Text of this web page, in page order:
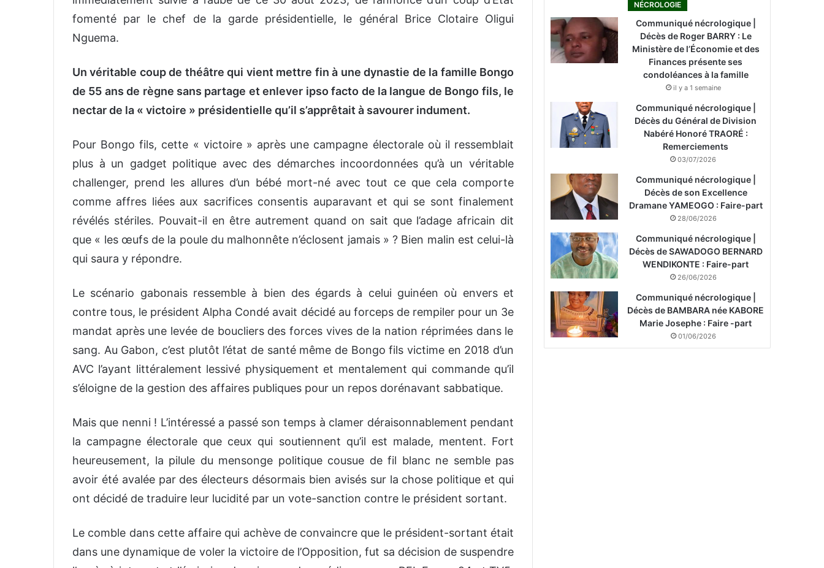
fomenté par le chef de la garde présidentielle, le général BriceClotaire Oligui
Nguema.
Un véritable coup de théâtre qui vient mettre fin à une dynastie de la famille Bongo
de 55 ansde règne sans partage et enlever ipso facto de la langue de Bongo fils, le
nectar de la « victoire » présidentielle qu’il s’apprêtait à savourer indument.
Pour Bongo fils, cette « victoire » après une campagne électorale où il ressemblait
plus à un gadget politique avec des démarches incoordonnées qu’à un véritable
challenger, prend les allures d’un bébé mort-né avec tout ce que cela comporte
comme affres liées aux sacrifices consentis auparavant et qui se sont finalement
révélés stériles. Pouvait-il en être autrement quand on sait que l’adage africain dit
que « les œufsde la pouledu malhonnête n’éclosent jamais » ? Bien malin est celui-là
qui saura y répondre.
Le scénario gabonais ressemble à bien des égards à celui guinéen où envers et
contre tous, le président Alpha Condé avait décidé au forceps de rempiler pour un 3e
mandat après une levée de boucliers des forces vives de la nation réprimées dans le
sang. Au Gabon, c’est plutôt l’état de santé même de Bongo fils victime en 2018 d’un
AVC l’ayant littéralement lessivé physiquement et mentalement qui commande qu’il
s’éloigne de la gestion des affaires publiques pour un repos dorénavant sabbatique.
Mais que nenni ! L’intéressé a passé son temps à clamer déraisonnablement pendant
la campagne électorale que ceux qui soutiennent qu’il est malade, mentent. Fort
heureusement, la pilule du mensonge politique cousue de fil blanc ne semble pas
avoir été avalée par des électeurs désormais bien avisés sur la chose politique et qui
ont décidé de traduire leur lucidité par un vote-sanction contre le président sortant.
Le comble dans cette affaire qui achève de convaincre que le président-sortant était
dans une dynamique de voler la victoire de l’Opposition, fut sa décision de suspendre
NÉCROLOGIE
Communiqué nécrologique |
Décès de Roger BARRY : Le
Ministère de l’Économie et des
Finances présente ses
condoléances à la famille
il y a 1 semaine
Communiqué nécrologique |
Décès du Général de Division
Nabéré Honoré TRAORÉ :
Remerciements
03/07/2026
Communiqué nécrologique |
Décès de son Excellence
Dramane YAMEOGO : Faire-part
28/06/2026
Communiqué nécrologique |
Décès de SAWADOGO BERNARD
WENDIKONTE : Faire-part
26/06/2026
Communiqué nécrologique |
Décès de BAMBARA née KABORE
Marie Josephe : Faire -part
01/06/2026